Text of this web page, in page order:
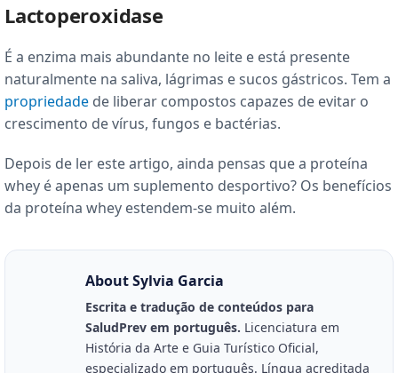
Lactoperoxidase
É a enzima mais abundante no leite e está presente
naturalmente na saliva, lágrimas e sucos gástricos. Tem a
propriedade de liberar compostos capazes de evitar o
crescimento de vírus, fungos e bactérias.
Depois de ler este artigo, ainda pensas que a proteína
whey é apenas um suplemento desportivo? Os benefícios
da proteína whey estendem-se muito além.
About Sylvia Garcia
Escrita e tradução de conteúdos para
SaludPrev em português. Licenciatura em
História da Arte e Guia Turístico Oficial,
especializado em português. Língua acreditada